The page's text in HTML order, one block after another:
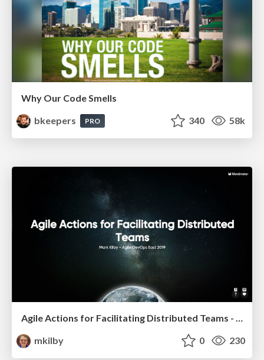
Why Our Code Smells
bkeepers
PRO 340 58k
Agile Actions for Facilitating Distributed Teams - ADO2019
mkilby
0 230